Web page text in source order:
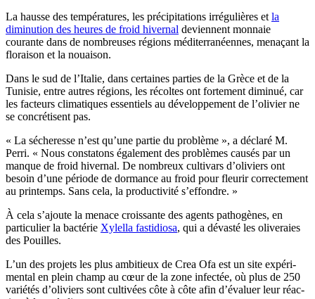
La hausse des températures, les précipitations irrégulières et la
diminution des heures de froid hivernal deviennent monnaie
courante dans de nombreuses régions méditerranéennes, menaçant la
floraison et la nouaison.
Dans le sud de l’Italie, dans certaines parties de la Grèce et de la
Tunisie, entre autres régions, les récoltes ont fortement diminué, car
les facteurs climatiques essentiels au développement de l’olivier ne
se concrétisent pas.
« La sécheresse n’est qu’une partie du problème », a déclaré M.
Perri. « Nous constatons également des problèmes causés par un
manque de froid hivernal. De nombreux cultivars d’oliviers ont
besoin d’une période de dormance au froid pour fleurir correctement
au printemps. Sans cela, la productivité s’effondre. »
À cela s’ajoute la menace croissante des agents pathogènes, en
particulier la bactérie Xylella fastidiosa, qui a dévasté les oliveraies
des Pouilles.
L’un des projets les plus ambitieux de Crea Ofa est un site expé­ri­
mental en plein champ au cœur de la zone infectée, où plus de 250
variétés d’oliviers sont culti­vées côte à côte afin d’évaluer leur réac­